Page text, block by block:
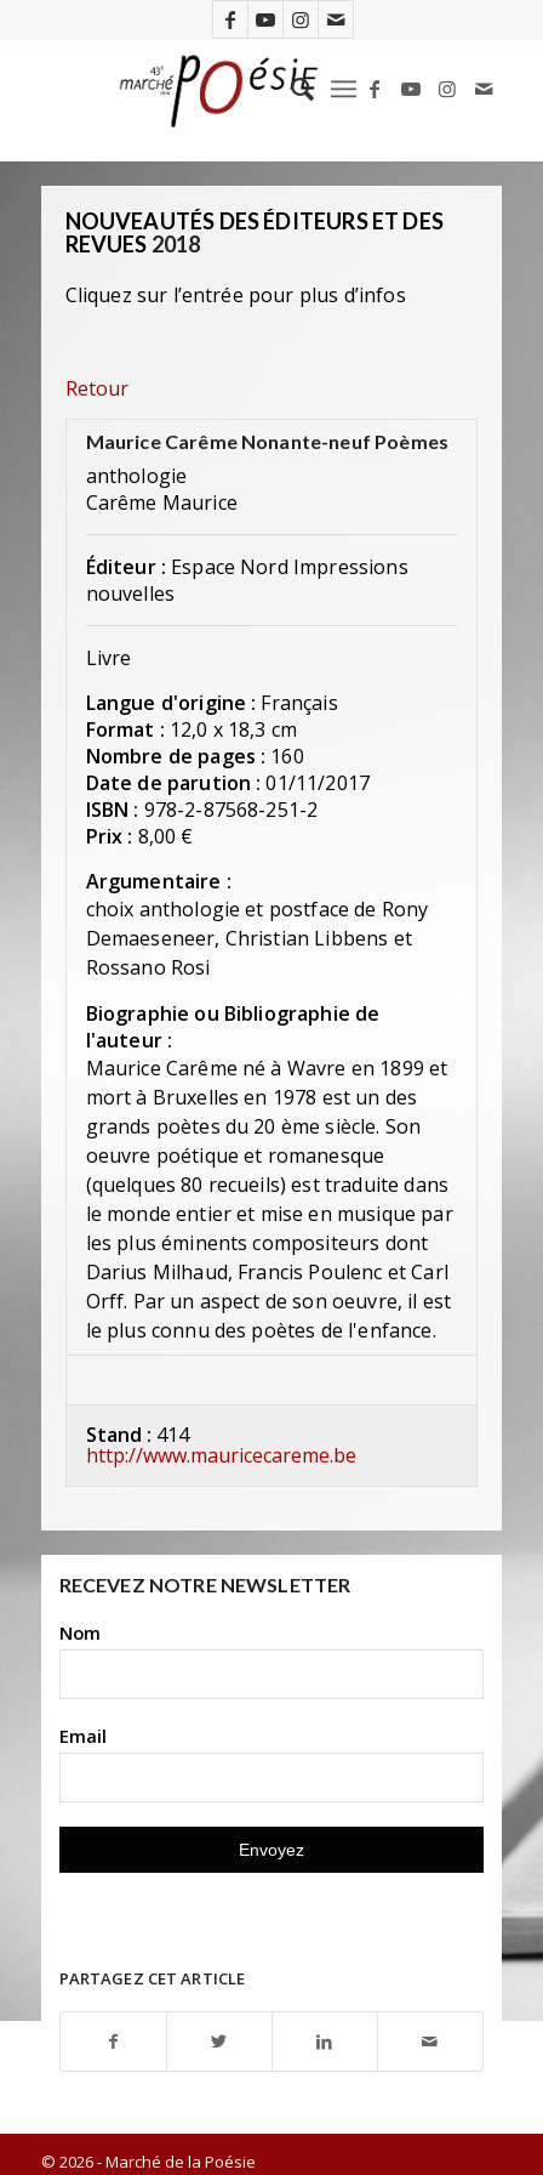
NOUVEAUTÉS DES ÉDITEURS ET DES
REVUES 2018
Cliquez sur l’entrée pour plus d’infos
Retour
Maurice Carême Nonante-neuf Poèmes
anthologie
Carême Maurice
Éditeur : Espace Nord Impressions
nouvelles
Livre
Langue d'origine : Français
Format : 12,0 x 18,3 cm
Nombre de pages : 160
Date de parution : 01/11/2017
ISBN : 978-2-87568-251-2
Prix : 8,00 €
Argumentaire :
choix anthologie et postface de Rony
Demaeseneer, Christian Libbens et
Rossano Rosi
Biographie ou Bibliographie de
l'auteur :
Maurice Carême né à Wavre en 1899 et
mort à Bruxelles en 1978 est un des
grands poètes du 20 ème siècle. Son
oeuvre poétique et romanesque
(quelques 80 recueils) est traduite dans
le monde entier et mise en musique par
les plus éminents compositeurs dont
Darius Milhaud, Francis Poulenc et Carl
Orff. Par un aspect de son oeuvre, il est
le plus connu des poètes de l'enfance.
Stand : 414
http://www.mauricecareme.be
RECEVEZ NOTRE NEWSLETTER
Nom
Email
PARTAGEZ CET ARTICLE
© 2026 - Marché de la Poésie